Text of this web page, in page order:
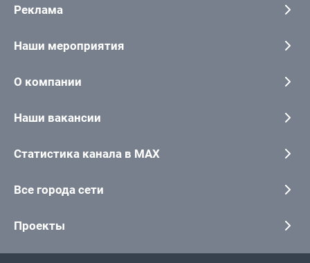
Реклама
Наши мероприятия
О компании
Наши вакансии
Статистика канала в MAX
Все города сети
Проекты